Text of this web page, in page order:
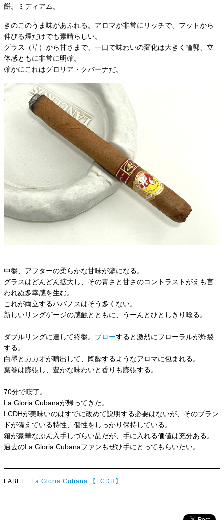
餅。ミディアム。
きのこのうま味があふれる。アロマが非常にリッチで、フットから
伸びる煙だけでも素晴らしい。
グラス（草）から甘さまで、一口で味わいの変化は大きく輪郭、立
体感ともに非常に明確。
確かにこれはグロリア・クバーナだ。
中盤、アフターの柔らかな甘味が癖になる。
グラスはどんどん拡大し、その青さと甘さのコントラストがえも言
われぬ多幸感を生む。
これが両立するハバノスはそう多くない。
新しいリングゲージの感触とともに、うーんとひとしきり唸る。
ダブルリングに達して終盤。 ブローすると激烈にフローラルが炸裂
する。
白墨とカカオが噴出して、陶酔するようなアロマに包まれる。
葉巻は膨張し、豊かな味わいと香りも膨張する。
70分で喫了。
La Gloria Cubanaが帰ってきた。
LCDHが美味いのはすでに改めて説明する必要はないが、そのブラン
ドが備えている特性、個性をしっかり保持している。
箱が豪華なぶん入手しづらい品だが、手に入れる価値は充分ある。
過去のLa Gloria Cubanaファンもぜひ手にとってもらいたい。
LABEL : La Gloria Cubana 【LCDH】